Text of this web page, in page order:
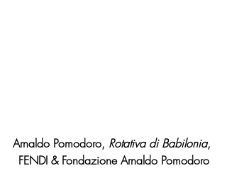
Arnaldo Pomodoro, Rotativa di Babilonia,
FENDI & Fondazione Arnaldo Pomodoro